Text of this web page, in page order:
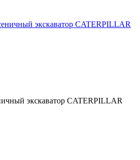
экскаватор CATERPILLAR